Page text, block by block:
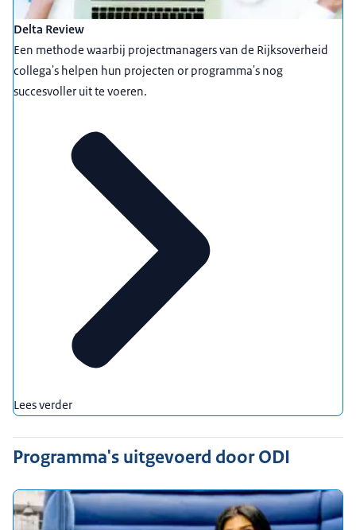
Delta Review
Een methode waarbij projectmanagers van de Rijksoverheid
collega's helpen hun projecten or programma's nog
succesvoller uit te voeren.
Lees verder
Programma's uitgevoerd door ODI